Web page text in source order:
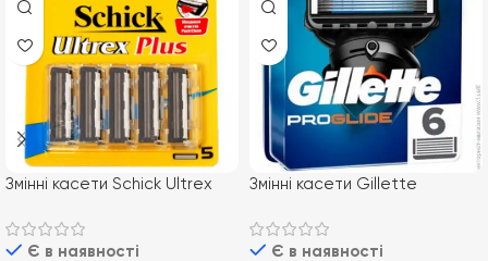
Змінні касети Schick Ultrex
Є в наявності
Змінні касети Gillette
Є в наявності